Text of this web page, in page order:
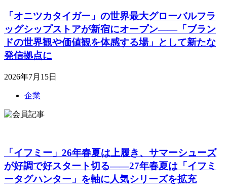
「オニツカタイガー」の世界最大グローバルフラ
ッグシップストアが新宿にオープン――「ブラン
ドの世界観や価値観を体感する場」として新たな
発信拠点に
2026年7月15日
企業
「イフミー」26年春夏は上履き、サマーシューズ
が好調で好スタート切る――27年春夏は「イフミ
ータグハンター」を軸に人気シリーズを拡充